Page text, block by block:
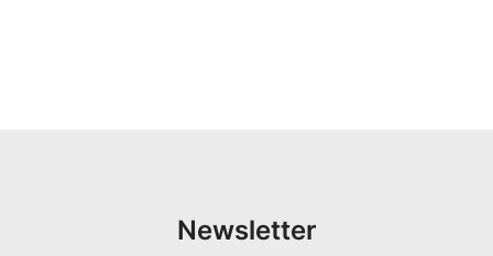
Newsletter